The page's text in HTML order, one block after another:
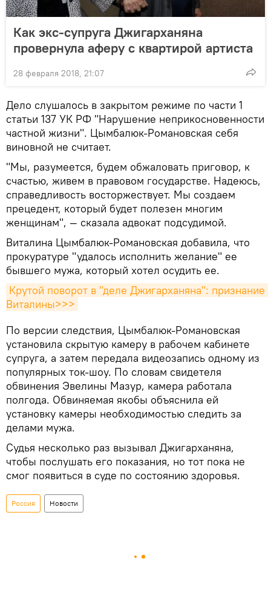
Как экс-супруга Джигарханянa
провернула аферу с квартирой артиста
28 февраля 2018, 21:07
Дело слушалось в закрытом режиме по части 1
статьи 137 УК РФ "Нарушение неприкосновенности
частной жизни". Цымбалюк-Романовская себя
виновной не считает.
"Мы, разумеется, будем обжаловать приговор, к
счастью, живем в правовом государстве. Надеюсь,
справедливость восторжествует. Мы создаем
прецедент, который будет полезен многим
женщинам", — сказала адвокат подсудимой.
Виталина Цымбалюк-Романовская добавила, что
прокуратуре "удалось исполнить желание" ее
бывшего мужа, который хотел осудить ее.
Крутой поворот в "деле Джигарханяна": признание
Виталины>>>
По версии следствия, Цымбалюк-Романовская
установила скрытую камеру в рабочем кабинете
супруга, а затем передала видеозапись одному из
популярных ток-шоу. По словам свидетеля
обвинения Эвелины Мазур, камера работала
полгода. Обвиняемая якобы объяснила ей
установку камеры необходимостью следить за
делами мужа.
Судья несколько раз вызывал Джигарханяна,
чтобы послушать его показания, но тот пока не
смог появиться в суде по состоянию здоровья.
Россия Новости